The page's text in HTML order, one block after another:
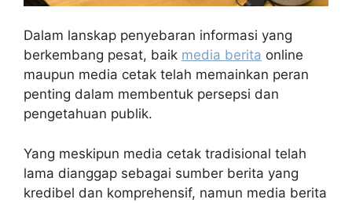
Dalam lanskap penyebaran informasi yang
berkembang pesat, baik media berita online
maupun media cetak telah memainkan peran
penting dalam membentuk persepsi dan
pengetahuan publik.
Yang meskipun media cetak tradisional telah
lama dianggap sebagai sumber berita yang
kredibel dan komprehensif, namun media berita